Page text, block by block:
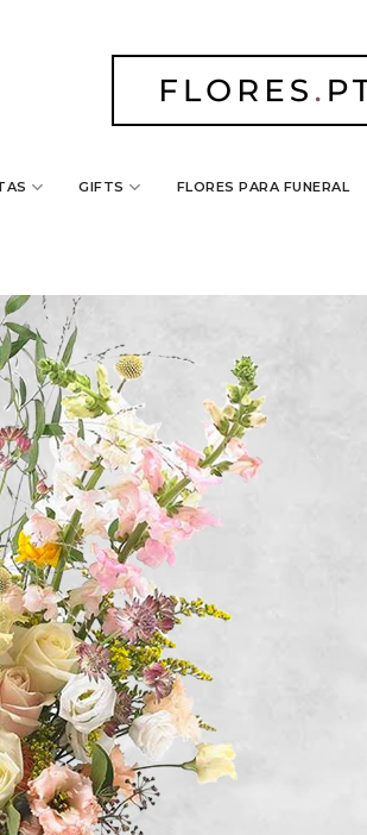
GIFTS FLORES PARA FUNERAL
época, em tons pastel.